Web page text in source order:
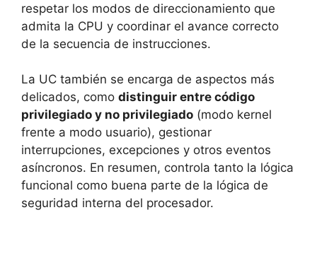
respetar los modos de direccionamiento que
admita la CPU y coordinar el avance correcto
de la secuencia de instrucciones.
La UC también se encarga de aspectos más
delicados, como distinguir entre código
privilegiado y no privilegiado (modo kernel
frente a modo usuario), gestionar
interrupciones, excepciones y otros eventos
asíncronos. En resumen, controla tanto la lógica
funcional como buena parte de la lógica de
seguridad interna del procesador.